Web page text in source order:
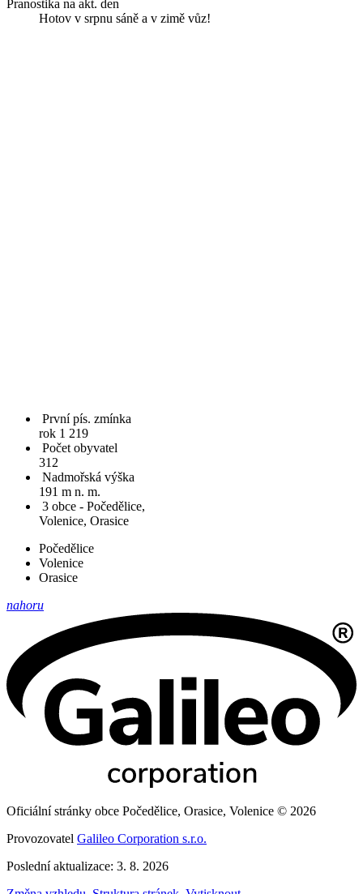
Pranostika na akt. den
Hotov v srpnu sáně a v zimě vůz!
První pís. zmínka
rok 1 219
Počet obyvatel
312
Nadmořská výška
191 m n. m.
3 obce - Počedělice,
Volenice, Orasice
Počedělice
Volenice
Orasice
nahoru
Oficiální stránky obce Počedělice, Orasice, Volenice © 2026
Provozovatel Galileo Corporation s.r.o.
Poslední aktualizace: 3. 8. 2026